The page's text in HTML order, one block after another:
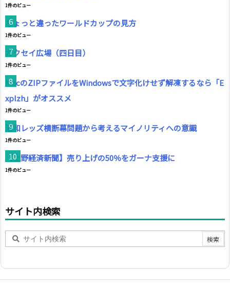
1件のビュー
ちょっと違ったワールドカップの見方
1件のビュー
ガクセイ広場（四日目）
1件のビュー
MacのZIPファイルをWindowsで文字化けせず解凍するなら「E
xplzh」がオススメ
1件のビュー
浦和レッズ横断幕問題から考えるマイノリティへの意識
1件のビュー
【上野経済新聞】売り上げの50％をガーナ支援に
1件のビュー
サイト内検索